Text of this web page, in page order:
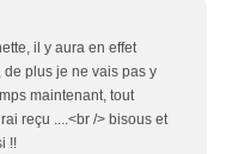
il y aura en effet
plus je ne vais pas y
maintenant, tout
reçu ....<br /> bisous et
!!